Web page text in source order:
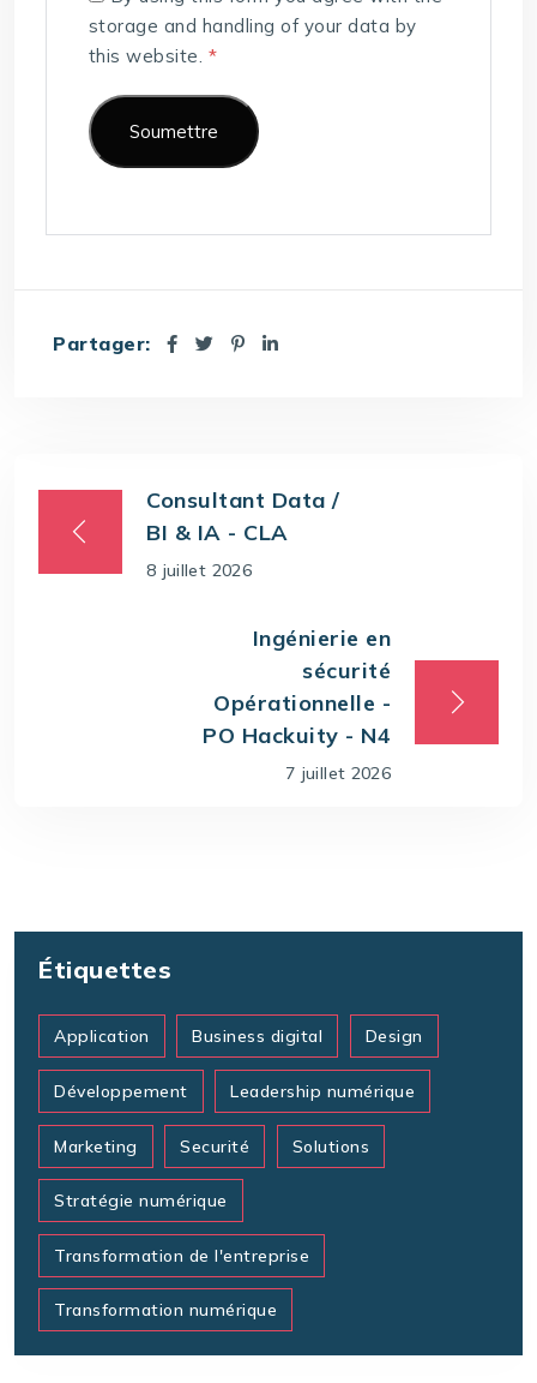
storage and handling of your data by
this website. *
Partager:
Consultant Data /
BI & IA - CLA
8 juillet 2026
Ingénierie en
sécurité
Opérationnelle -
PO Hackuity - N4
7 juillet 2026
Étiquettes
Application Business digital Design
Développement Leadership numérique
Marketing Securité Solutions
Stratégie numérique
Transformation de l'entreprise
Transformation numérique